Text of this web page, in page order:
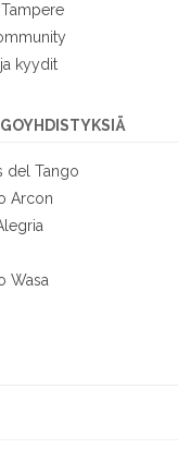
kyydit
del Tango
Arcon
Wasa